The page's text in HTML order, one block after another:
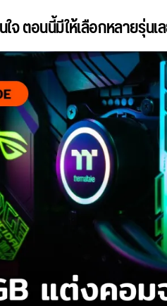
จ ตอนนี้มีให้เลือกหลายรุ่นเ